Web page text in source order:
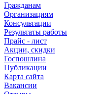
Гражданам
Организациям
Консультации
Результаты работы
Прайс - лист
Акции, скидки
Госпошлина
Публикации
Карта сайта
Вакансии